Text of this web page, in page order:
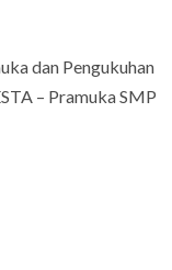
dan Pengukuhan
– Pramuka SMP